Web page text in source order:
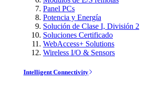
Panel PCs
Potencia y Energía
Solución de Clase I, División 2
Soluciones Certificado
WebAccess+ Solutions
Wireless I/O & Sensors
Intelligent Connectivity